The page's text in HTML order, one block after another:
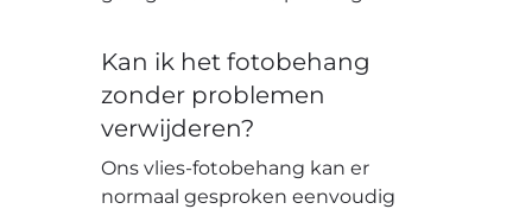
Kan ik het fotobehang
zonder problemen
verwijderen?
Ons vlies-fotobehang kan er
normaal gesproken eenvoudig